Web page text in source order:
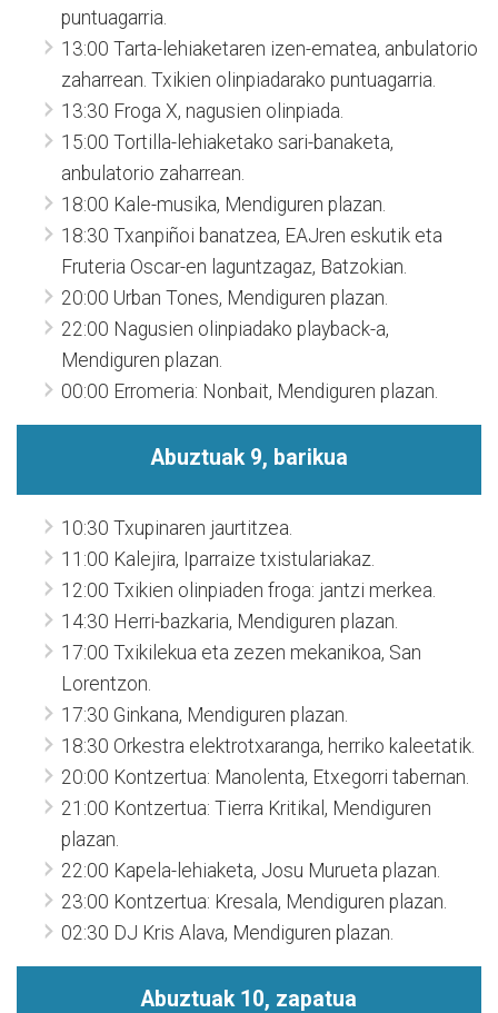
puntuagarria.
13:00 Tarta-lehiaketaren izen-ematea, anbulatorio
zaharrean. Txikien olinpiadarako puntuagarria.
13:30 Froga X, nagusien olinpiada.
15:00 Tortilla-lehiaketako sari-banaketa,
anbulatorio zaharrean.
18:00 Kale-musika, Mendiguren plazan.
18:30 Txanpiñoi banatzea, EAJren eskutik eta
Fruteria Oscar-en laguntzagaz, Batzokian.
20:00 Urban Tones, Mendiguren plazan.
22:00 Nagusien olinpiadako playback-a,
Mendiguren plazan.
00:00 Erromeria: Nonbait, Mendiguren plazan.
Abuztuak 9, barikua
10:30 Txupinaren jaurtitzea.
11:00 Kalejira, Iparraize txistulariakaz.
12:00 Txikien olinpiaden froga: jantzi merkea.
14:30 Herri-bazkaria, Mendiguren plazan.
17:00 Txikilekua eta zezen mekanikoa, San
Lorentzon.
17:30 Ginkana, Mendiguren plazan.
18:30 Orkestra elektrotxaranga, herriko kaleetatik.
20:00 Kontzertua: Manolenta, Etxegorri tabernan.
21:00 Kontzertua: Tierra Kritikal, Mendiguren
plazan.
22:00 Kapela-lehiaketa, Josu Murueta plazan.
23:00 Kontzertua: Kresala, Mendiguren plazan.
02:30 DJ Kris Alava, Mendiguren plazan.
Abuztuak 10, zapatua